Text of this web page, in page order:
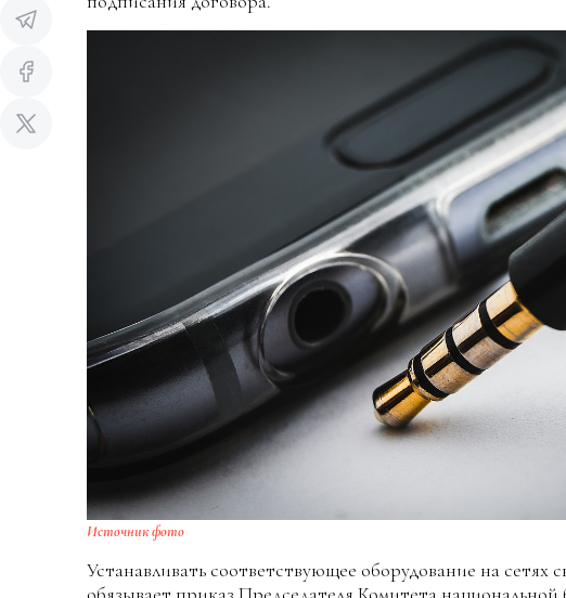
Источник фото
Устанавливать соответствующее оборудование на сетях